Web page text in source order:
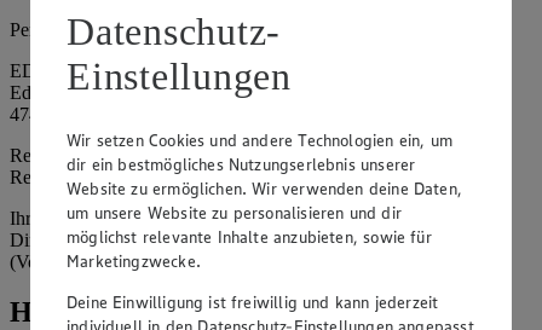
Persönlich haftende Gesellschafterin:
EDEKA Nordwest Handelsstiftung e. K.
Edekaplatz 1
47445 Moers
Registergericht: Amtsgericht Kleve
Registernummer: HRA 5132
Ihrerseits vertreten durch: Frank Breuer (Vorstandsvorsitzender),
Dirk Neuhaus (Vorstandsvorsitzender), Peter Wagener
(Vorstandsvorsitzender)
Hinweise
Datenschutz-
Einstellungen
Wir setzen Cookies und andere Technologien ein, um
dir ein bestmögliches Nutzungserlebnis unserer
Website zu ermöglichen. Wir verwenden deine Daten,
um unsere Website zu personalisieren und dir
möglichst relevante Inhalte anzubieten, sowie für
Marketingzwecke.
Deine Einwilligung ist freiwillig und kann jederzeit